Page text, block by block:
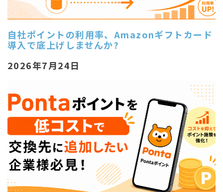
自社ポイントの利用率、Amazonギフトカード
導入で底上げしませんか?
2026年7月24日